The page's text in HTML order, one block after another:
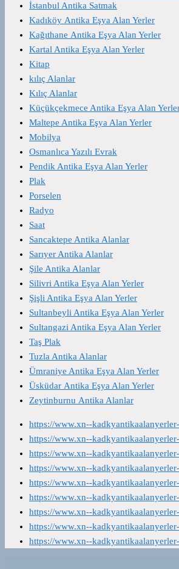
İstanbul Antika Satmak
Kadıköy Antika Eşya Alan Yerler
Kağıthane Antika Eşya Alan Yerler
Kartal Antika Eşya Alan Yerler
Kitap
kılıç Alanlar
Kılıç Alanlar
Küçükçekmece Antika Eşya Alan
Maltepe Antika Eşya Alan Yerler
Mobilya
Osmanlıca Yazılı Evrak
Pendik Antika Eşya Alan Yerler
Plak
Porselen
Radyo
Saat
Sancaktepe Antika Alanlar
Sarıyer Antika Alanlar
Şile Antika Alanlar
Silivri Antika Eşya Alan Yerler
Şişli Antika Eşya Alan Yerler
Sultanbeyli Antika Eşya Alan Yerler
Sultangazi Antika Eşya Alan Yerler
Taş Plak
Tuzla Antika Alanlar
Ümraniye Antika Eşya Alan Yerler
Üsküdar Antika Eşya Alan Yerler
Zeytinburnu Antika Alanlar
https://www.xn--
https://www.xn--
https://www.xn--
https://www.xn--
https://www.xn--
https://www.xn--
https://www.xn--
https://www.xn--
https://www.xn--